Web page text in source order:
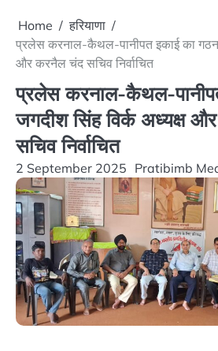
Home
हरियाणा
प्रलेस करनाल-कैथल-पानीपत इकाई का गठन,
और करनैल चंद सचिव निर्वाचित
प्रलेस करनाल-कैथल-
जगदीश सिंह विर्क अध्यक्ष
सचिव निर्वाचित
2 September 2025 Pratibimb